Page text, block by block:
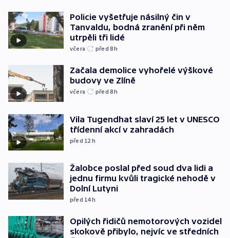
Policie vyšetřuje násilný čin v
Tanvaldu, bodná zranění při něm
utrpěli tři lidé
včera před 8h
Začala demolice vyhořelé výškové
budovy ve Zlíně
včera před 8h
Vila Tugendhat slaví 25 let v UNESCO
třídenní akcí v zahradách
před 12 h
Žalobce poslal před soud dva lidi a
jednu firmu kvůli tragické nehodě v
Dolní Lutyni
před 14h
Opilých řidičů nemotorových vozidel
skokově přibylo, nejvíc ve středních